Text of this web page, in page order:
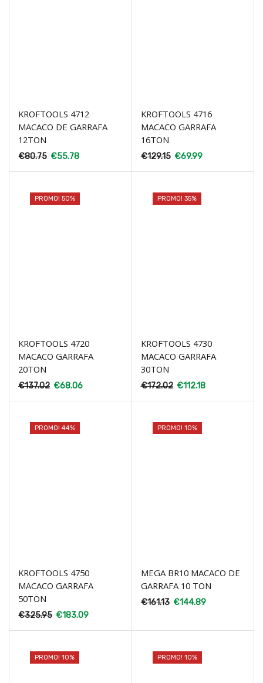
KROFTOOLS 4712
MACACO DE GARRAFA
12TON
€80.75 €55.78
KROFTOOLS 4716
MACACO GARRAFA
16TON
€129.15 €69.99
PROMO! 50%
KROFTOOLS 4720
MACACO GARRAFA
20TON
€137.02 €68.06
PROMO! 35%
KROFTOOLS 4730
MACACO GARRAFA
30TON
€172.02 €112.18
PROMO! 44%
KROFTOOLS 4750
MACACO GARRAFA
50TON
€325.95 €183.09
PROMO! 10%
MEGA BR10 MACACO DE
GARRAFA 10 TON
€161.13 €144.89
PROMO! 10% PROMO! 10%